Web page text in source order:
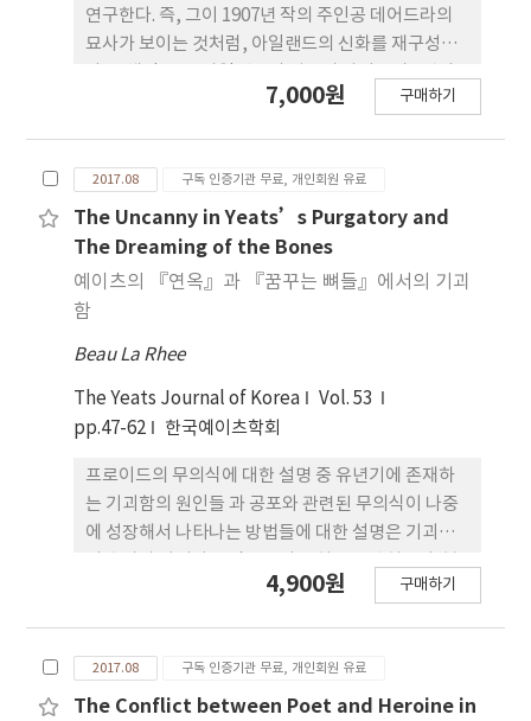
연구한다. 즉, 그이 1907년 작의 주인공 데어드라의
묘사가 보이는 것처럼, 아일랜드의 신화를 재구성한
인물들에 비추어 예이츠의 주인공 을 연구한다. 『우
르포르가일; 『다 데르가의 여인숙의 파괴』와 『에
타인의 구애』에 나오는 에타인. 『데어드라』에서
데르포르가일(이 작품에서는 갈매기로 지칭되 는데)
과 에타인에 대한 언급은 『우슬리우의 아들들의 망
명』을 얼마만큼이나 활용하는 지를 보여준다. 원래
데, 극의 주인 공과 사회의 규범과 판에 박은 듯한 여
성의 특성, 그리고 특히 폭력에 대한 자신의 관계를 누
그러뜨리는데, 이런 분석은 당시의 맥락에서 문학적
평가를 거쳐서 예이츠의 모더니스트의 지위를 평가함
으로써 예이츠의 지위를 복잡하게 만든다
7,000원 구매하기
2017.08 구독 인증기관 무료, 개인회원 유료
The Uncanny in Yeats’s Purgatory and
The Dreaming of the Bones
예이츠의 『연옥』과 『꿈꾸는 뼈들』에서의 기괴
함
Beau La Rhee
The Yeats Journal of Korea
Vol. 53
pp.47-62
한국예이츠학회
프로이드의 무의식에 대한 설명 중 유년기에 존재하
는 기괴함의 원인들 과 공포와 관련된 무의식이 나중
에 성장해서 나타나는 방법들에 대한 설명은 기괴함
논문은 예이츠의 『연옥』과 『꿈꾸는 뼈들』을 프
4,900원 구매하기
2017.08 구독 인증기관 무료, 개인회원 유료
The Conflict between Poet and Heroine in